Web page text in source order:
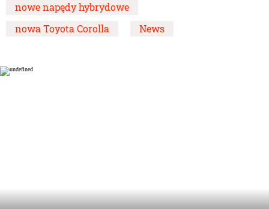
nowe napędy hybrydowe
nowa Toyota Corolla
News